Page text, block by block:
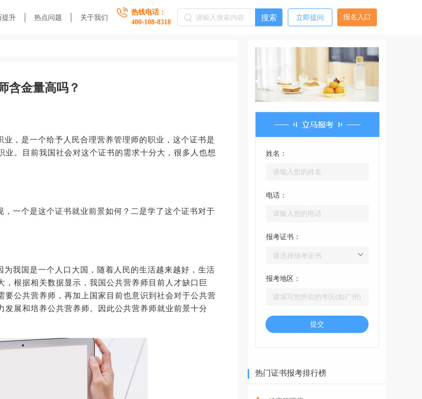
提升 热点问题 关于我们
热线电话：
400-108-8318
搜索 立即提问 报名入口
含金量高吗？
，是一个给予人民合理营养管理师的职业，这个证书是
。目前我国社会对这个证书的需求十分大，很多人也想
一个是这个证书就业前景如何？二是学了这个证书对于
我国是一个人口大国，随着人民的生活越来越好，生活
根据相关数据显示，我国公共营养师目前人才缺口巨
公共营养师，再加上国家目前也意识到社会对于公共营
展和培养公共营养师。因此公共营养师就业前景十分
姓名：
电话：
报考证书：
报考地区：
提交
热门证书报考排行榜